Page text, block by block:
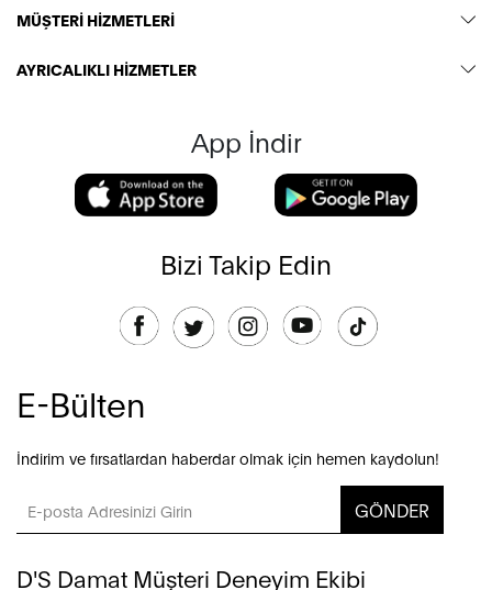
MÜŞTERİ HİZMETLERİ
AYRICALIKLI HİZMETLER
App İndir
Bizi Takip Edin
E-Bülten
İndirim ve fırsatlardan haberdar olmak için hemen kaydolun!
GÖNDER
D'S Damat Müşteri Deneyim Ekibi